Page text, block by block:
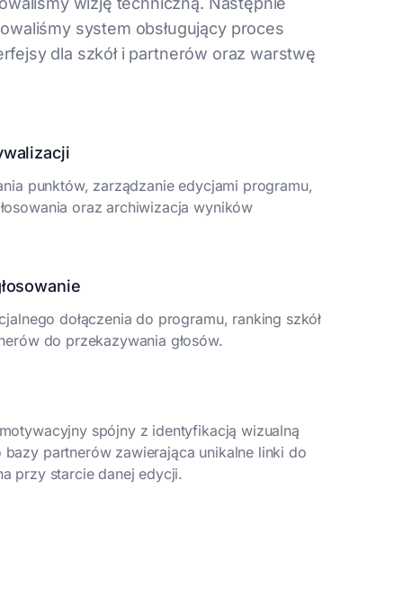
system obsługujący proces
dla szkół i partnerów oraz warstwę
punktów, zarządzanie edycjami programu,
oraz archiwizacja wyników
dołączenia do programu, ranking szkół
do przekazywania głosów.
spójny z identyfikacją wizualną
bazy partnerów zawierająca unikalne linki do
przy starcie danej edycji.